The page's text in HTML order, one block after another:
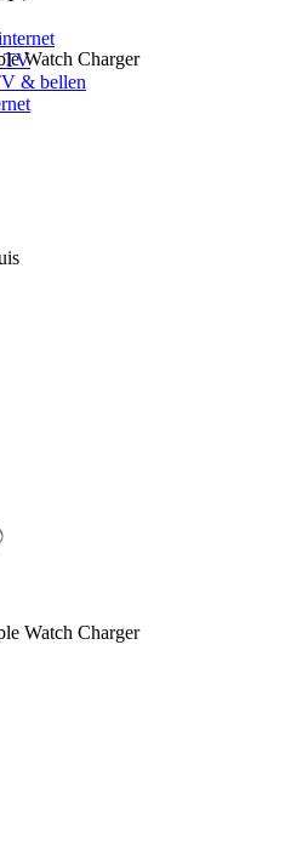
TV
& bellen
Watch Charger
Watch Charger